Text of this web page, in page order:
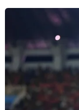
Phát hiện
voi ngụy
01/11/2016 13:12
Cục Hải quan
các cơ quan chức
ngà voi châu Phi
vận chuyển qua